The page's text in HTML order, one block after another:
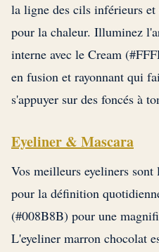
la ligne des cils inférieurs
pour la chaleur. Illuminez
interne avec le Cream
en fusion et rayonnant qui
s'appuyer sur des foncés à
Eyeliner & Mascara
Vos meilleurs eyeliners sont
pour la définition
(#008B8B) pour une
L'eyeliner marron chocolat